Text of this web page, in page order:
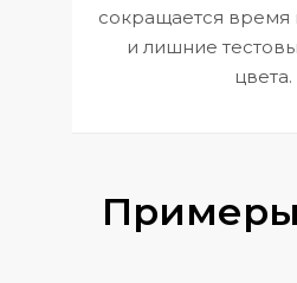
сокращается время
и лишние
цвета.